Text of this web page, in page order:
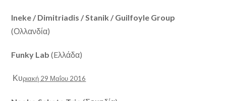
Ineke / Dimitriadis / Stanik / Guilfoyle Group
(Ολλανδία)
Funky Lab (Eλλάδα)
Κυριακή 29 Μαΐου 2016